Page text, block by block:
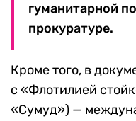
гуманитарной
прокуратуре.
Кроме того, в
с «Флотилией
«Сумуд») —